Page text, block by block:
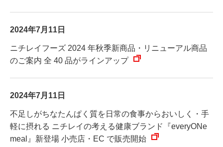
2024年7月11日
ニチレイフーズ 2024 年秋季新商品・リニューアル商品
のご案内 全 40 品がラインアップ
2024年7月11日
不足しがちなたんぱく質を日常の食事からおいしく・手
軽に摂れる ニチレイの考える健康ブランド『everyONe
meal』新登場 小売店・EC で販売開始